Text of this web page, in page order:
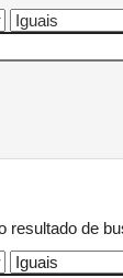
resultado de